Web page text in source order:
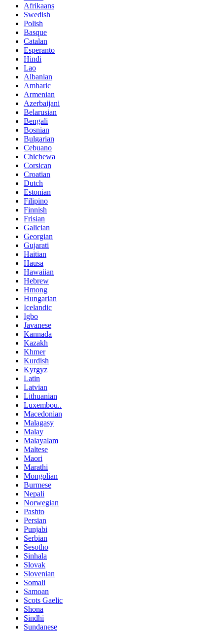
Afrikaans
Swedish
Polish
Basque
Catalan
Esperanto
Hindi
Lao
Albanian
Amharic
Armenian
Azerbaijani
Belarusian
Bengali
Bosnian
Bulgarian
Cebuano
Chichewa
Corsican
Croatian
Dutch
Estonian
Filipino
Finnish
Frisian
Galician
Georgian
Gujarati
Haitian
Hausa
Hawaiian
Hebrew
Hmong
Hungarian
Icelandic
Igbo
Javanese
Kannada
Kazakh
Khmer
Kurdish
Kyrgyz
Latin
Latvian
Lithuanian
Luxembou..
Macedonian
Malagasy
Malay
Malayalam
Maltese
Maori
Marathi
Mongolian
Burmese
Nepali
Norwegian
Pashto
Persian
Punjabi
Serbian
Sesotho
Sinhala
Slovak
Slovenian
Somali
Samoan
Scots Gaelic
Shona
Sindhi
Sundanese